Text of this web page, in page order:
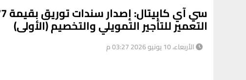
التعمير للتأجير التمويلي والتخصيم (الأولى)
الأربعاء، 10 يونيو 2026 03:27 م